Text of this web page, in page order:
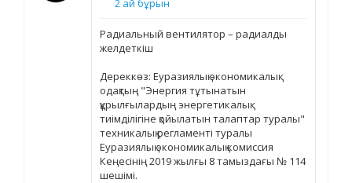
2 ай бұрын
Радиальный вентилятор – радиалды
желдеткіш
Дереккөз: Еуразиялық экономикалық
одақтың "Энергия тұтынатын
құрылғылардың энергетикалық
тиімділігіне қойылатын талаптар туралы"
техникалық регламенті туралы
Еуразиялық экономикалық комиссия
Кеңесінің 2019 жылғы 8 тамыздағы № 114
шешімі.